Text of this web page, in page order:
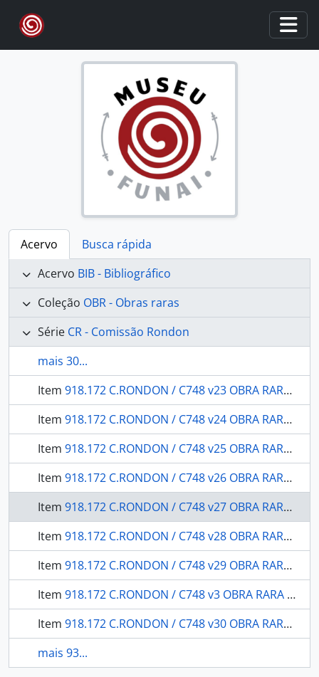
Skip to main content
Acervo
Busca rápida
Acervo BIB - Bibliográfico
Coleção OBR - Obras raras
Série CR - Comissão Rondon
mais 30...
Item 918.172 C.RONDON / C748 v23 OBRA RARA / 1909 - História Natural Geologia: observações geológicas - geographicas e ethnographicas sobre a viagem de exploração de Cuyabá à Serra do Norte, passando por São Luiz de Cáceres.
Item 918.172 C.RONDON / C748 v24 OBRA RARA armário / 1911 - Quatro mapas de História Natural: mineralogia e geologia.
Item 918.172 C.RONDON / C748 v25 OBRA RARA / 1909 - Um mapa do levantamento expedito do Rio Jarú, affluente do Rio Gy-Paraná ou Machado, annexo ao 1 volume do relatório do chefe da Commissão: (estudos e reconhecimentos)
Item 918.172 C.RONDON / C748 v26 OBRA RARA / 1915 - Relatório: apresentado à Divisão de Engenharia (G.5) do Departamento da Guerra e a Directoria Geral dos Telegraphos.
Item 918.172 C.RONDON / C748 v27 OBRA RARA / 1916 - Relatório dos trabalhos realizados durante o ano de 1908
Item 918.172 C.RONDON / C748 v28 OBRA RARA / 1916 - Relatórios dos trabalhos de Botânica e viagens executados durante os anos de 1908 e 1909
Item 918.172 C.RONDON / C748 v29 OBRA RARA / 1916 - Exploração do rio Iquê (1912-1913) relatório
Item 918.172 C.RONDON / C748 v3 OBRA RARA / 19-- - Serviço Astronomico Relatório: Ajudante da expedição 1. tne. João Salustiano de Lyra.
Item 918.172 C.RONDON / C748 v30 OBRA RARA / 1916 - Relatório do Serviço de Conservação da Linha Telegraphica no período de Junho de 1913 a setembro de 1914 apresentado ao Sr. Coronel Cândido Mariano da Silva Rondon chefe da Commissão
mais 93...